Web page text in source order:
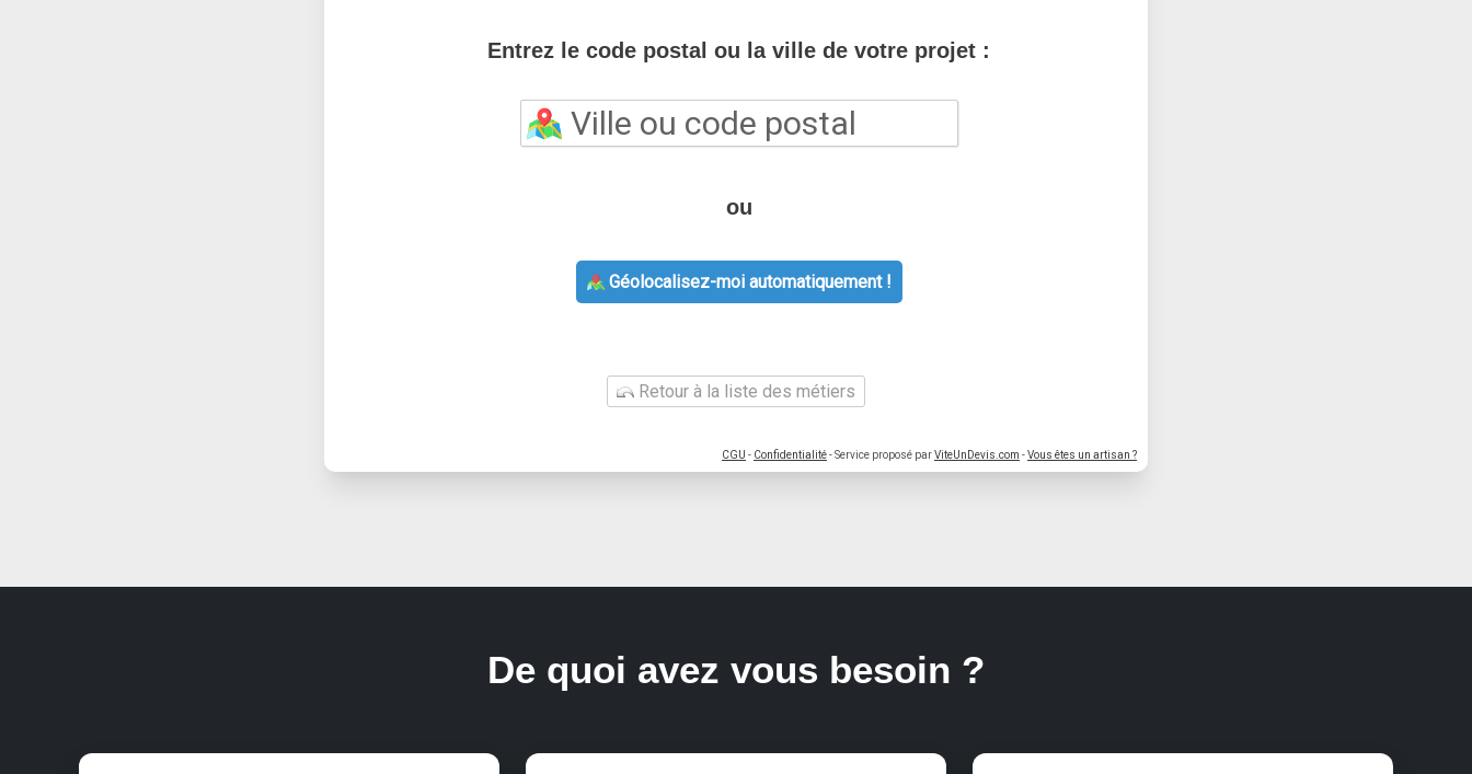
Entrez le code postal ou la ville de votre projet :
ou
Géolocalisez-moi automatiquement !
Retour à la liste des métiers
CGU - Confidentialité- Service proposé parViteUnDevis.com -Vous êtes un artisan ?
De quoi avez vous besoin ?